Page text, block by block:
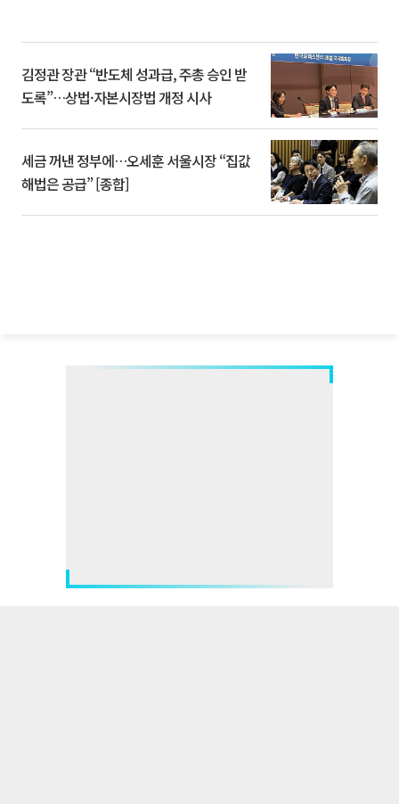
김정관 장관 “반도체 성과급, 주총 승인 받
도록”…상법·자본시장법 개정 시사
세금 꺼낸 정부에…오세훈 서울시장 “집값
해법은 공급” [종합]